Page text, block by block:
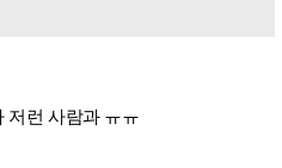
저런 사람과 ㅠㅠ